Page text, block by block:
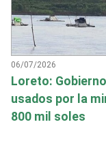
06/07/2026
Loreto:
usados por la
800 mil soles